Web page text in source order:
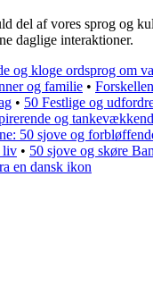
del af vores sprog og
daglige interaktioner.
og kloge ordsprog om
og familie •
• 50 Festlige og
og
50 sjove og
liv • 50 sjove og skøre
en dansk ikon